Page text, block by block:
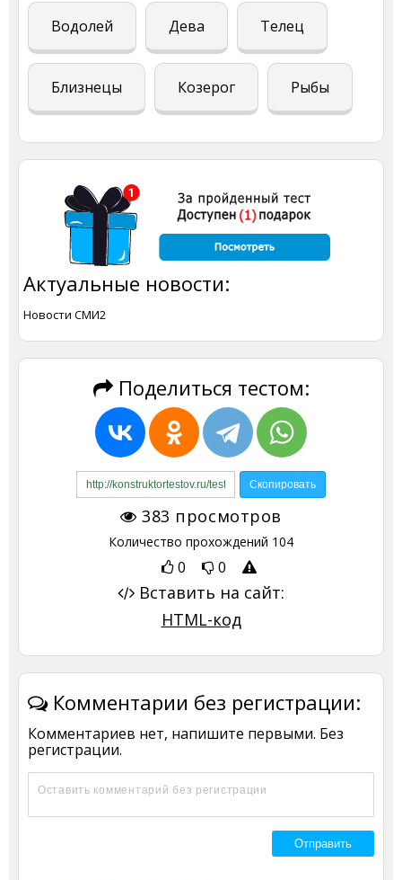
Водолей Дева Телец
Близнецы Козерог Рыбы
Актуальные новости:
Новости СМИ2
Поделиться тестом:
383 просмотров
Количество прохождений 104
0 0
Вставить на сайт:
HTML-код
Комментарии без регистрации:
Комментариев нет, напишите первыми. Без
регистрации.